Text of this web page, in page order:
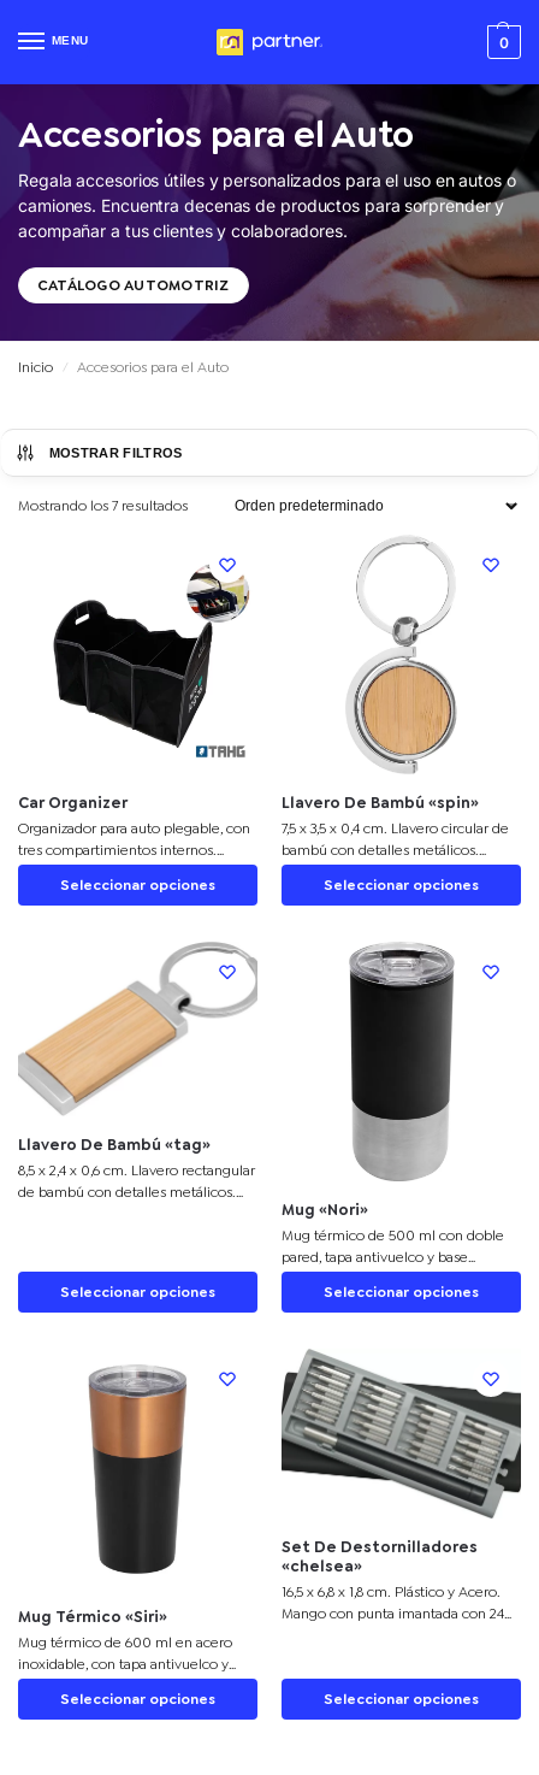
MENU 0
Accesorios para el Auto
Regalaaccesorios útiles y personalizados para el uso en autos o
camiones. Encuentra decenas de productos para sorprender y
acompañar a tus clientes y colaboradores.
CATÁLOGO AUTOMOTRIZ
Inicio / Accesorios para el Auto
MOSTRAR FILTROS
Mostrando los 7 resultados
Car Organizer
Organizador para auto plegable, con
tres compartimientos internos.
Medidas: 33 x 32 x 17 cm.
Seleccionar opciones
Llavero De Bambú «spin»
7,5 x 3,5 x 0,4 cm. Llavero circular de
bambú con detalles metálicos.
Estructura giratoria 360°.
Presentación en caja de regalo.
Seleccionar opciones
Llavero De Bambú «tag»
8,5 x 2,4 x 0,6 cm. Llavero rectangular
de bambú con detalles metálicos.
Seleccionar opciones
Mug «Nori»
Mug térmico de 500 ml con doble
pared, tapa antivuelco y base
antideslizante. Personalízalo con tu
logo, ideal para regalos corporativos.
Seleccionar opciones
Mug Térmico «Siri»
Mug térmico de 600 ml en acero
inoxidable, con tapa antivuelco y
acabado mate. Mantiene bebidas
calientes y frías por largas horas.
Seleccionar opciones
Set De Destornilladores
«chelsea»
16,5 x 6,8 x 1,8 cm. Plástico y Acero.
Mango con punta imantada con 24
que permiten mantener ordenadas
las diferentes puntas. La caja
contiene apertura push.
Seleccionar opciones